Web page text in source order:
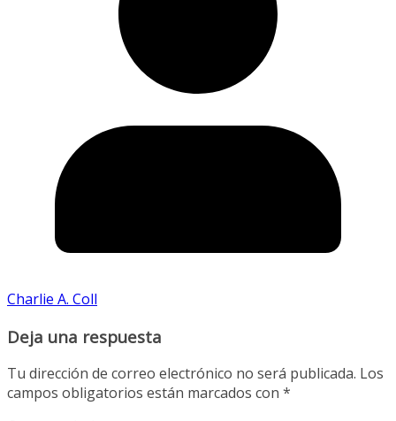
Charlie A. Coll
Deja una respuesta
Tu dirección de correo electrónico no será publicada. Los
campos obligatorios están marcados con *